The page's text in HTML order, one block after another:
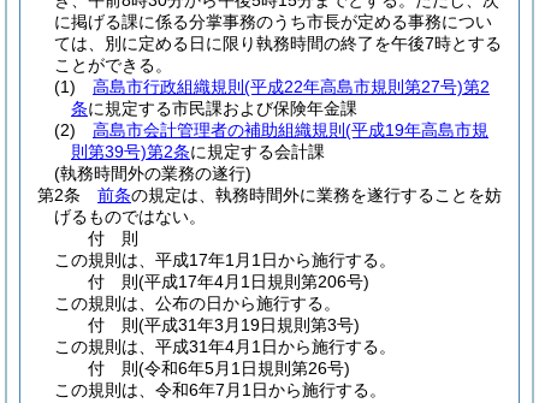
に掲げる課に係る分掌事務のうち市長が定める事務につい
ては、別に定める日に限り執務時間の終了を午後7時とする
ことができる。
(1)
高島市行政組織規則 (平成22年高島市規則第27号)第2
条に規定する市民課および保険年金課
(2)
高島市会計管理者の補助組織規則 (平成19年高島市規
則第39号)第2条に規定する会計課
(執務時間外の業務の遂行)
第2条
前条の規定は、執務時間外に業務を遂行することを妨
げるものではない。
付 則
この規則は、平成17年1月1日から施行する。
付 則(平成17年4月1日規則第206号)
この規則は、公布の日から施行する。
付 則(平成31年3月19日規則第3号)
この規則は、平成31年4月1日から施行する。
付 則(令和6年5月1日規則第26号)
この規則は、令和6年7月1日から施行する。